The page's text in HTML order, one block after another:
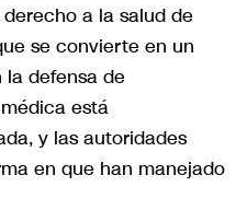
a la salud de
se convierte en un
defensa de
está
y las autoridades
en que han manejado